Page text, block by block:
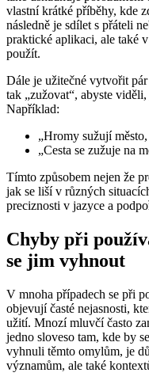
vlastní krátké příběhy, kde
následně je sdílet s přáteli
praktické aplikaci, ale také
použít.
Dále je užitečné vytvořit
tak „zužovat“, abyste
Například:
„Hromy sužují
„Cesta se zužuje na
Tímto způsobem nejen že
jak se liší v různých
preciznosti v jazyce a
Chyby při
se jim vyhnout
V mnoha případech se při
objevují časté nejasnosti,
užití. Mnozí mluvčí často
jedno sloveso tam, kde by
vyhnuli těmto omylům, je
významům, ale také